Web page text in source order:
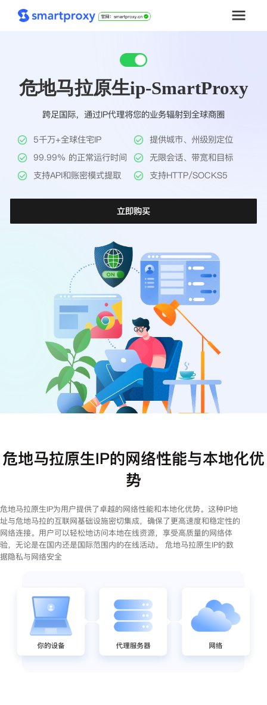
套餐购买
解决方案
工具
帮助中心
危地马拉原生ip-SmartProxy
跨足国际，通过IP代理将您的业务辐射到全球商圈
5千万+全球住宅IP
提供城市、州级别定位
99.99% 的正常运行时间
无限会话、带宽和目标
支持API和账密模式提取
支持HTTP/SOCKS5
立即购买
危地马拉原生IP的网络性能与本地化优
势
危地马拉原生IP为用户提供了卓越的网络性能和本地化优势。这种IP地
址与危地马拉的互联网基础设施密切集成，确保了更高速度和稳定性的
网络连接。用户可以轻松地访问本地在线资源，享受高质量的网络体
验，无论是在国内还是国际范围内的在线活动。 危地马拉原生IP的数
据隐私与网络安全